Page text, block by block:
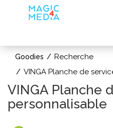
Goodies
Recherche
VINGA Planche de
VINGA Planche
personnalisable